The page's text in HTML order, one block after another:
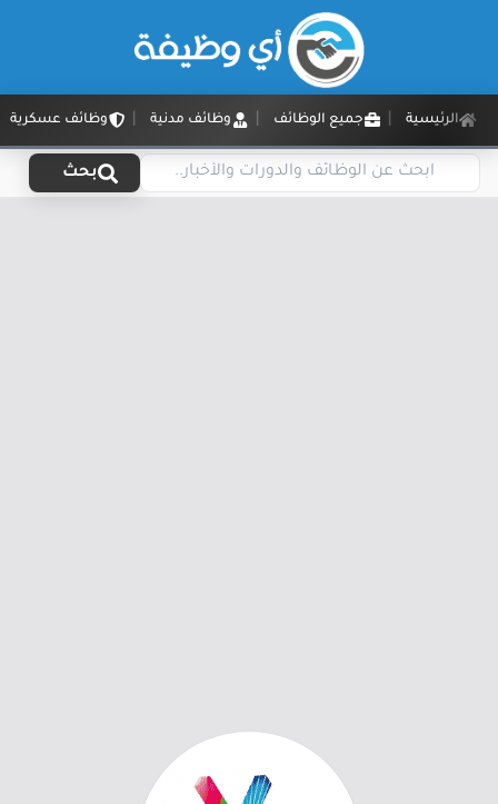
الرئيسية جميع الوظائف وظائف مدنية وظائف عسكرية
بحث